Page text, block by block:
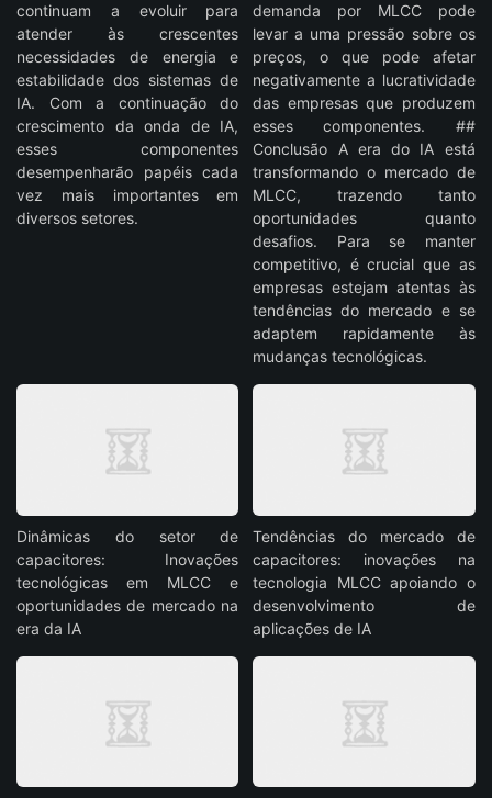
continuam a evoluir para
atender às crescentes
necessidades de energia e
estabilidade dos sistemas de
IA. Com a continuação do
crescimento da onda de IA,
esses componentes
desempenharão papéis cada
vez mais importantes em
diversos setores.
demanda por MLCC pode
levar a uma pressão sobre os
preços, o que pode afetar
negativamente a lucratividade
das empresas que produzem
esses componentes. ##
Conclusão A era do IA está
transformando o mercado de
MLCC, trazendo tanto
oportunidades quanto
desafios. Para se manter
competitivo, é crucial que as
empresas estejam atentas às
tendências do mercado e se
adaptem rapidamente às
mudanças tecnológicas.
Dinâmicas do setor de
capacitores: Inovações
tecnológicas em MLCC e
oportunidades de mercado na
era da IA
Tendências do mercado de
capacitores: inovações na
tecnologia MLCC apoiando o
desenvolvimento de
aplicações de IA